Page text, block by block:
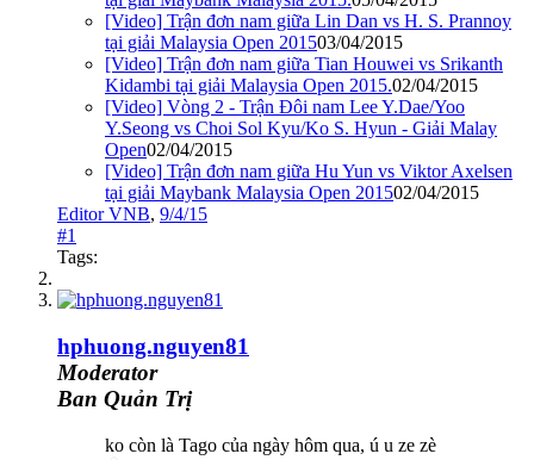
[Video] Trận đơn nam giữa Lin Dan vs H. S. Prannoy
tại giải Malaysia Open 201503/04/2015
[Video] Trận đơn nam giữa Tian Houwei vs Srikanth
Kidambi tại giải Malaysia Open 2015.02/04/2015
[Video] Vòng 2 - Trận Đôi nam Lee Y.Dae/Yoo
Y.Seong vs Choi Sol Kyu/Ko S. Hyun - Giải Malay
Open02/04/2015
[Video] Trận đơn nam giữa Hu Yun vs Viktor Axelsen
tại giải Maybank Malaysia Open 201502/04/2015
Editor VNB, 9/4/15
#1
Tags:
hphuong.nguyen81
Moderator
Ban Quản Trị
ko còn là Tago của ngày hôm qua, ú u ze zè